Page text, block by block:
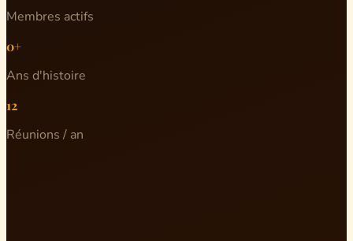
Membres actifs
0+
Ans d'histoire
12
Réunions / an